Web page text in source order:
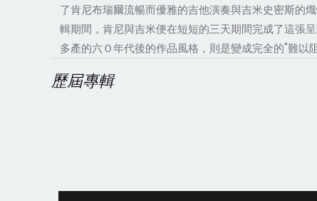
了肯尼布瑞爾流暢而優雅的吉他演奏與吉米史密斯的
輯期間，肯尼與吉米便在短短的三天期間完成了這張
多產的六Ｏ年代後的作品風格，則是變成完全的"難以
歷屆專輯